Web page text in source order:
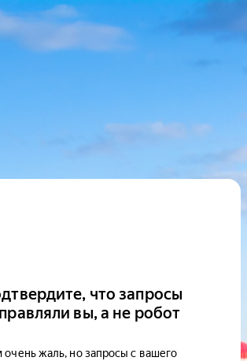
что запросы
вы, а не робот
очень жаль, но запросы с вашего